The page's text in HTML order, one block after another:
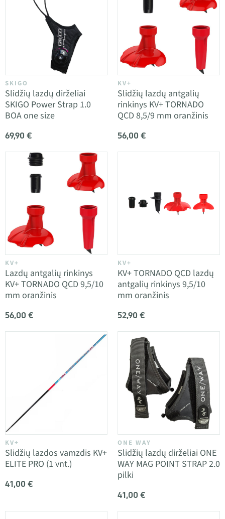
SKIGO
Slidžių lazdų dirželiai
SKIGO Power Strap 1.0
BOA one size
69,90 €
KV+
Slidžių lazdų antgalių
rinkinys KV+ TORNADO
QCD 8,5/9 mm oranžinis
56,00 €
KV+
Lazdų antgalių rinkinys
KV+ TORNADO QCD 9,5/10
mm oranžinis
56,00 €
KV+
KV+ TORNADO QCD lazdų
antgalių rinkinys 9,5/10
mm oranžinis
52,90 €
KV+
Slidžių lazdos vamzdis KV+
ELITE PRO (1 vnt.)
41,00 €
ONE WAY
Slidžių lazdų dirželiai ONE
WAY MAG POINT STRAP 2.0
pilki
41,00 €